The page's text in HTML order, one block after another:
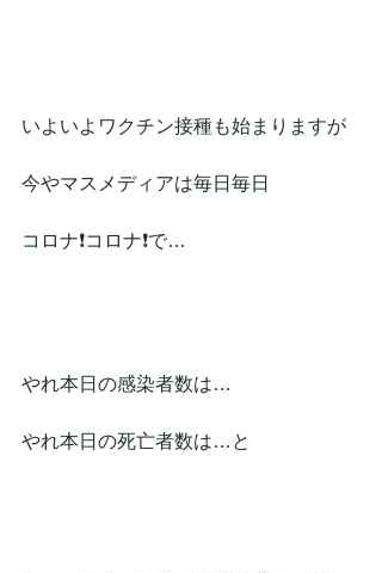
いよいよワクチン接種も始まりますが
今やマスメディアは毎日毎日
コロナ❗コロナ❗で…
やれ本日の感染者数は…
やれ本日の死亡者数は…と